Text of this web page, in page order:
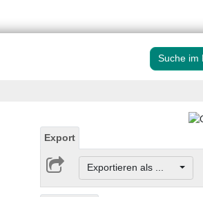
Suche im
Export
Exportieren als ...